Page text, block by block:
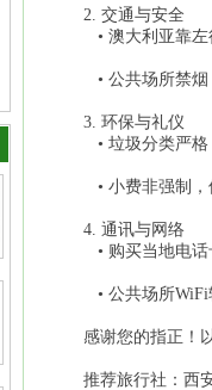
2. 交通与安全
• 澳大利亚靠
• 公共场所禁烟
3. 环保与礼仪
• 垃圾分类严
• 小费非强制，
4. 通讯与网络
• 购买当地电话
• 公共场所WiFi
感谢您的指正！
推荐旅行社：西